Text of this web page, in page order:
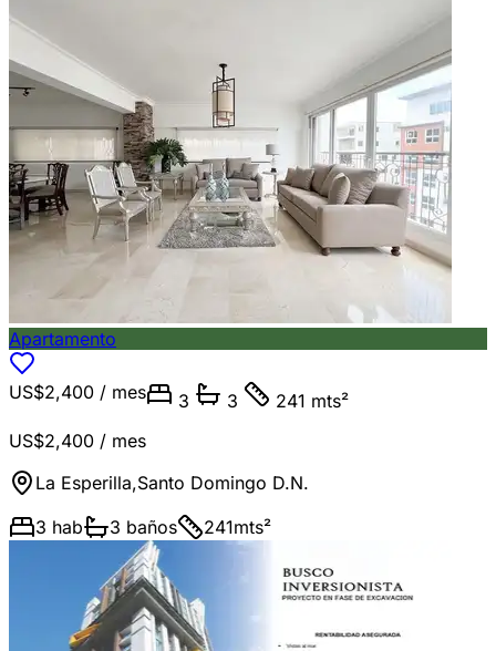
Apartamento
US$2,400 / mes 3 3
241 mts²
US$2,400 / mes
La Esperilla,Santo Domingo D.N.
3 hab 3 baños 241mts²